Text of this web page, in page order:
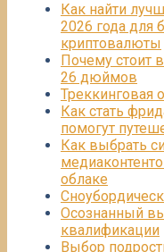
Как найти
2026 года для
криптовалюты
Почему стоит
26 дюймов
Треккинговая
Как стать
помогут
Как выбрать
облаке
Осознанный
квалификации
Выбор